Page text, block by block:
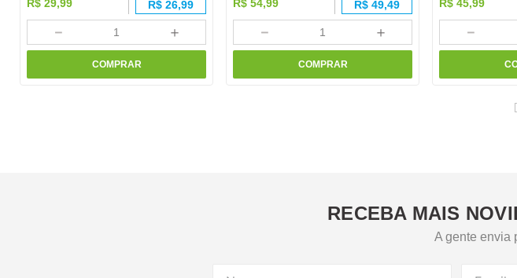
R$ 29,99 R$ 26,99
＋
－
COMPRAR
R$ 54,99 R$ 49,49
＋
－
COMPRAR
R$ 45,99
－
RECEBA MAIS
A gente envia